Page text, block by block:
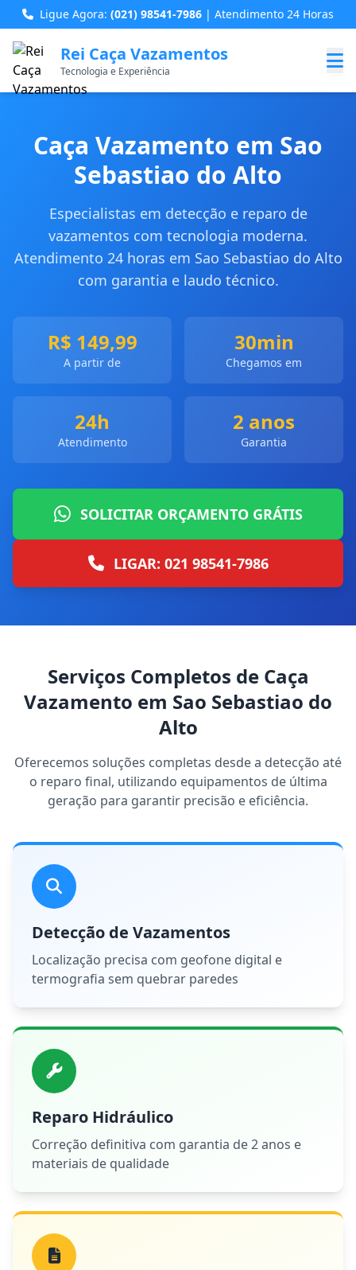
Ligue Agora: (021) 98541-7986 | Atendimento 24 Horas
Rei Caça Vazamentos
Tecnologia e Experiência
Caça Vazamento em Sao
Sebastiao do Alto
Especialistas em detecção e reparo de
vazamentos com tecnologia moderna.
Atendimento 24 horas em Sao Sebastiao do Alto
com garantia e laudo técnico.
R$ 149,99
A partir de
30min
Chegamos em
24h
Atendimento
2 anos
Garantia
SOLICITAR ORÇAMENTO GRÁTIS
LIGAR: 021 98541-7986
Serviços Completos de Caça
Vazamento em Sao Sebastiao do
Alto
Oferecemos soluções completas desde a detecção até
o reparo final, utilizando equipamentos de última
geração para garantir precisão e eficiência.
Detecção de Vazamentos
Localização precisa com geofone digital e
termografia sem quebrar paredes
Reparo Hidráulico
Correção definitiva com garantia de 2 anos e
materiais de qualidade